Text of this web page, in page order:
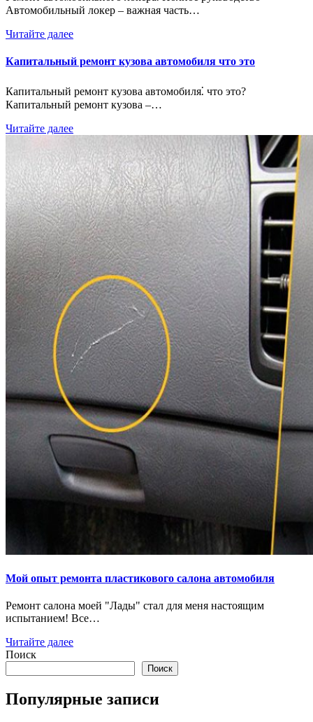
Автомобильный локер – важная часть…
Читайте далее
Капитальный ремонт кузова автомобиля что это
Капитальный ремонт кузова автомобиля⁚ что это?
Капитальный ремонт кузова –…
Читайте далее
Мой опыт ремонта пластикового салона автомобиля
Ремонт салона моей "Лады" стал для меня настоящим
испытанием! Все…
Читайте далее
Поиск
Поиск
Популярные записи